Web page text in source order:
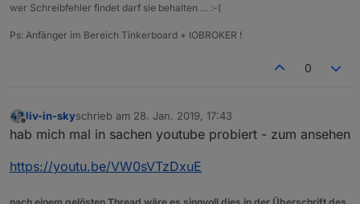
wer Schreibfehler findet darf sie behalten … :-(
Ps: Anfänger im Bereich Tinkerboard + IOBROKER !
0
Offline
liv-in-skyschrieb am 28. Jan. 2019, 17:43
zuletzt editiert von
hab mich mal in sachen youtube probiert - zum ansehen
https://youtu.be/VW0sVTzDxuE